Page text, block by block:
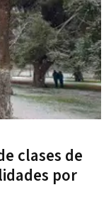
clases de
por